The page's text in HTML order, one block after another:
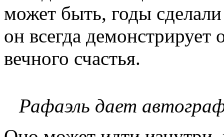
может быть, годы
он всегда демонстрирует
вечного счастья.
Рафаэль дает